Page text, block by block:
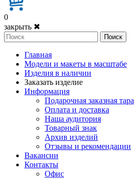
0
закрыть ✖
Поиск
Главная
Модели и макеты в масштабе
Изделия в наличии
Заказать изделие
Информация
Подарочная заказная тара
Оплата и доставка
Наша аудитория
Товарный знак
Архив изделий
Отзывы и рекомендации
Вакансии
Контакты
Офис